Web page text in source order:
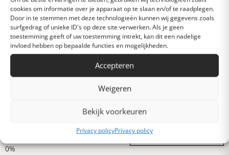
cookies om informatie over je apparaat op te slaan en/of te raadplegen.
Door in te stemmen met deze technologieën kunnen wij gegevens zoals
surfgedrag of unieke ID's op deze site verwerken. Als je geen
toestemming geeft of uw toestemming intrekt, kan dit een nadelige
invloed hebben op bepaalde functies en mogelijkheden.
Accepteren
Weigeren
Bekijk voorkeuren
Privacy policyPrivacy policy
Heel goed
Gemiddeld
Schrijf een review